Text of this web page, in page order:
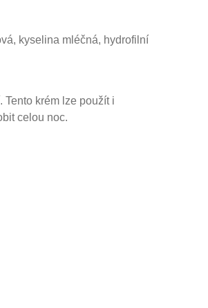
kyselina mléčná, hydrofilní
krém lze použít i
celou noc.